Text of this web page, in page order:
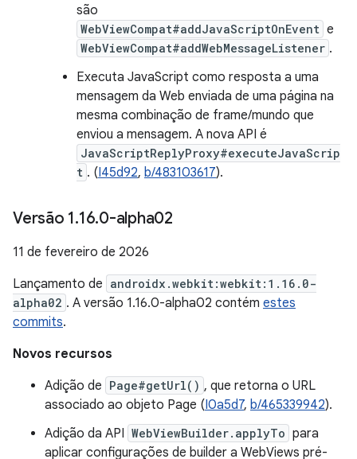
são
WebViewCompat#addJavaScriptOnEvent e
WebViewCompat#addWebMessageListener .
Executa JavaScript como resposta a uma
mensagem da Web enviada de uma página na
mesma combinação de frame/mundo que
enviou a mensagem. A nova API é
JavaScriptReplyProxy#executeJavaScrip
t . (I45d92, b/483103617).
Versão 1.16.0-alpha02
11 de fevereiro de 2026
Lançamento de androidx.webkit:webkit:1.16.0-
alpha02 . A versão 1.16.0-alpha02 contém estes
commits.
Novos recursos
Adição de Page#getUrl() , que retorna o URL
associado ao objeto Page (I0a5d7, b/465339942).
Adição da API WebViewBuilder.applyTo para
aplicar configurações de builder a WebViews pré-